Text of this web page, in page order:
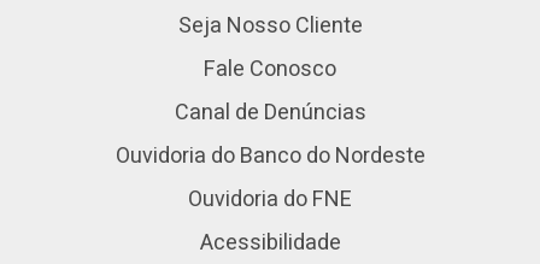
Seja Nosso Cliente
Fale Conosco
Canal de Denúncias
Ouvidoria do Banco do Nordeste
Ouvidoria do FNE
Acessibilidade